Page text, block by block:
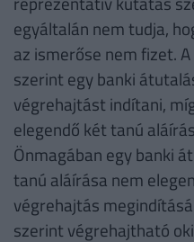
egyáltalán nem tudja,
az ismerőse nem fizet.
szerint egy banki
végrehajtást indítani,
elegendő két tanú
Önmagában egy banki
tanú aláírása nem
végrehajtás
szerint végrehajtható